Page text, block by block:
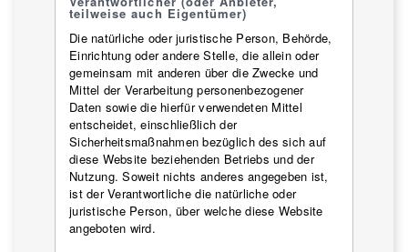
teilweise auch Eigentümer)
Die natürliche oder juristische Person, Behörde,
Einrichtung oder andere Stelle, die allein oder
gemeinsam mit anderen über die Zwecke und
Mittel der Verarbeitung personenbezogener
Daten sowie die hierfür verwendeten Mittel
entscheidet, einschließlich der
Sicherheitsmaßnahmen bezüglich des sich auf
diese Website beziehenden Betriebs und der
Nutzung. Soweit nichts anderes angegeben ist,
ist der Verantwortliche die natürliche oder
juristische Person, über welche diese Website
angeboten wird.